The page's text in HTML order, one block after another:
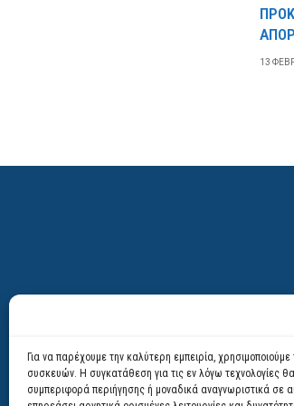
Για να παρέχουμε την καλύτερη εμπειρία,
συσκευών. Η συγκατάθεση για τις εν λόγω τεχνολογίες
συμπεριφορά περιήγησης ή μοναδικά αναγνωριστικά σε
13